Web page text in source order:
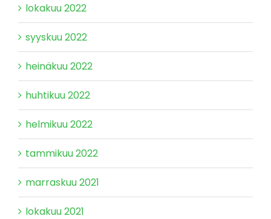
lokakuu 2022
syyskuu 2022
heinäkuu 2022
huhtikuu 2022
helmikuu 2022
tammikuu 2022
marraskuu 2021
lokakuu 2021